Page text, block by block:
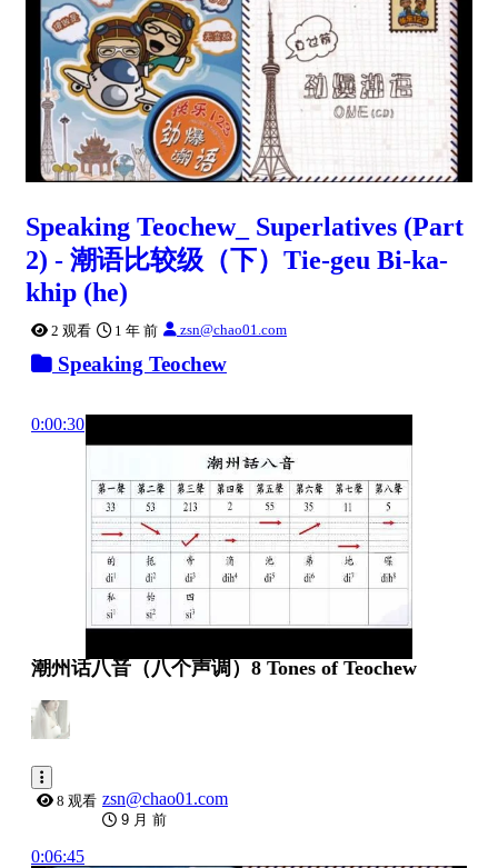
Speaking Teochew_ Superlatives (Part
2) - 潮语比较级（下）Tie-geu Bi-ka-
khip (he)
2 观看 1 年 前 zsn@chao01.com
Speaking Teochew
0:00:30
潮州话八音（八个声调）8 Tones of Teochew
8 观看 zsn@chao01.com
9 月 前
0:06:45